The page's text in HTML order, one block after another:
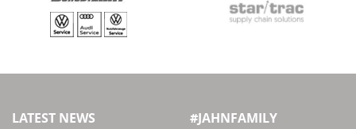
LATEST NEWS
#JAHNFAMILY